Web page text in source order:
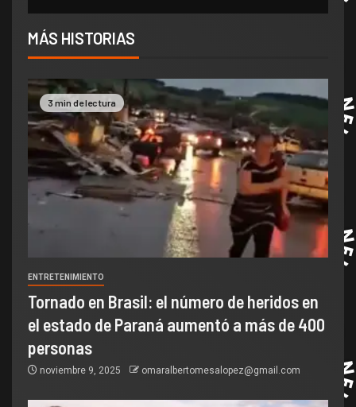
MÁS HISTORIAS
3 min de lectura
ENTRETENIMIENTO
Tornado en Brasil: el número de heridos en
el estado de Paraná aumentó a más de 400
personas
noviembre 9, 2025 omaralbertomesalopez@gmail.com